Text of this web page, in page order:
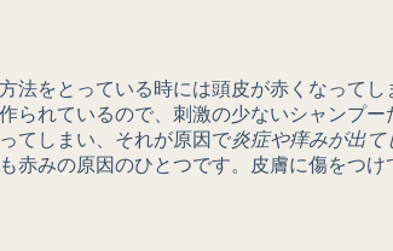
をとっている時には頭皮が赤くなってし
られているので、刺激の少ないシャンプー
てしまい、それが原因で炎症や痒みが出て
赤みの原因のひとつです。皮膚に傷をつ